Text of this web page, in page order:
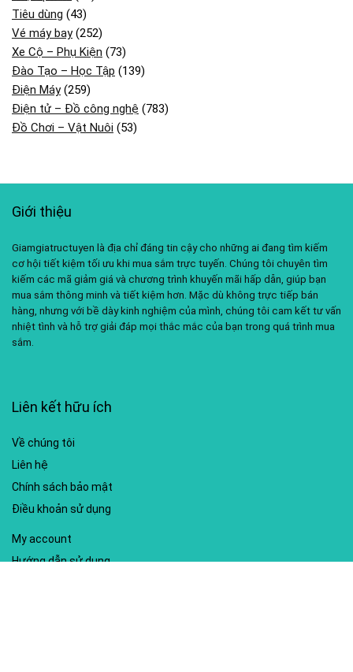
Tiêu dùng (43)
Vé máy bay(252)
Xe Cộ – Phụ Kiện (73)
Đào Tạo – Học Tập (139)
Điện Máy(259)
Điện tử – Đồ công nghệ (783)
Đồ Chơi – Vật Nuôi (53)
Giới thiệu
Giamgiatructuyen là địa chỉ đáng tin cậy cho những ai đang tìm kiếm
cơ hội tiết kiệm tối ưu khi mua sắm trực tuyến. Chúng tôi chuyên tìm
kiếm các mã giảm giá và chương trình khuyến mãi hấp dẫn, giúp bạn
mua sắm thông minh và tiết kiệm hơn. Mặc dù không trực tiếp bán
hàng, nhưng với bề dày kinh nghiệm của mình, chúng tôi cam kết tư vấn
nhiệt tình và hỗ trợ giải đáp mọi thắc mắc của bạn trong quá trình mua
sắm.
Liên kết hữu ích
Về chúng tôi
Liên hệ
Chính sách bảo mật
Điều khoản sử dụng
My account
Hướng dẫn sử dụng